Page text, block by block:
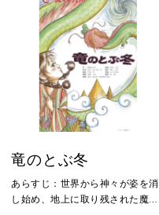
竜のとぶ冬
あらすじ：世界から神々が姿を消
し始め、地上に取り残された魔界